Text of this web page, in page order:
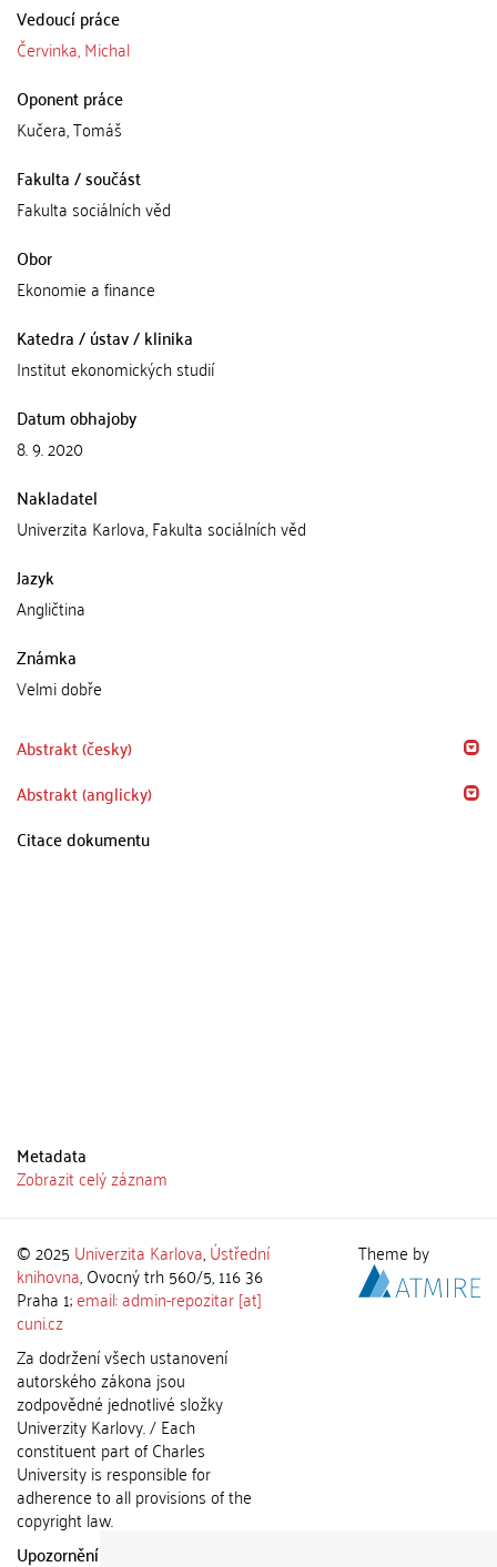
Vedoucí práce
Červinka, Michal
Oponent práce
Kučera, Tomáš
Fakulta / součást
Fakulta sociálních věd
Obor
Ekonomie a finance
Katedra / ústav / klinika
Institut ekonomických studií
Datum obhajoby
8. 9. 2020
Nakladatel
Univerzita Karlova, Fakulta sociálních věd
Jazyk
Angličtina
Známka
Velmi dobře
Abstrakt (česky)
Abstrakt (anglicky)
Citace dokumentu
Metadata
Zobrazit celý záznam
© 2025 Univerzita Karlova,Ústřední
knihovna, Ovocný trh 560/5, 116 36
Praha 1;email: admin-repozitar [at]
cuni.cz
Za dodržení všech ustanovení
autorského zákona jsou
zodpovědné jednotlivé složky
Univerzity Karlovy. / Each
constituent part of Charles
University is responsible for
adherence to all provisions of the
copyright law.
Upozornění / Notice:
Theme by